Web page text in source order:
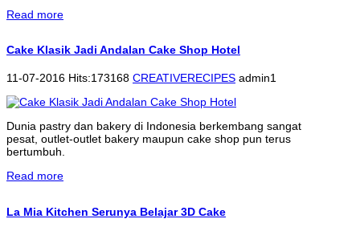
Read more
Cake Klasik Jadi Andalan Cake Shop Hotel
11-07-2016 Hits:173168 CREATIVERECIPES admin1
Dunia pastry dan bakery di Indonesia berkembang sangat
pesat, outlet-outlet bakery maupun cake shop pun terus
bertumbuh.
Read more
La Mia Kitchen Serunya Belajar 3D Cake